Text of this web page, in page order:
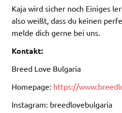
Kaja wird sicher noch Einiges
also weißt, dass du keinen
melde dich gerne bei uns.
Kontakt:
Breed Love Bulgaria
Homepage: https://
Instagram: breedlovebulgaria